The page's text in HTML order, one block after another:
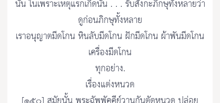
นั้น ในเพราะเหตุแรกเกิดนั้น . . . รับสั่งกะภิกษุทั้งหลายว่า
ดูก่อนภิกษุทั้งหลาย
เราอนุญาตมีดโกน หินลับมีดโกน ฝักมีดโกน ผ้าพันมีดโกน
เครื่องมีดโกน
ทุกอย่าง.
เรื่องแต่งหนวด